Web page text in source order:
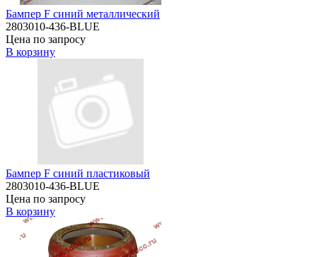
Бампер F синий металлический
2803010-436-BLUE
Цена по запросу
В корзину
Бампер F синий пластиковый
2803010-436-BLUE
Цена по запросу
В корзину